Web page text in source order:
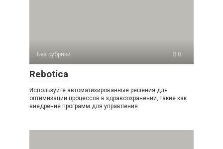
Без рубрики 0
Rebotica
Используйте автоматизированные решения для
оптимизации процессов в здравоохранении, такие как
внедрение программ для управления